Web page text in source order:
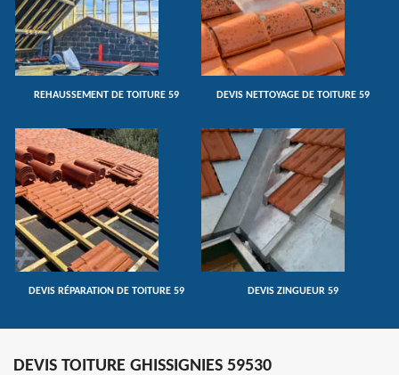
REHAUSSEMENT DE TOITURE 59 DEVIS NETTOYAGE DE TOITURE 59
DEVIS RÉPARATION DE TOITURE 59 DEVIS ZINGUEUR 59
DEVIS TOITURE GHISSIGNIES 59530